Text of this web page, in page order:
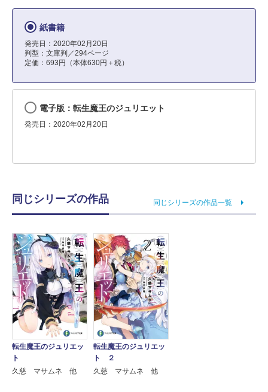
紙書籍
発売日：2020年02月20日
判型：文庫判／294ページ
定価：693円（本体630円＋税）
電子版：転生魔王のジュリエット
発売日：2020年02月20日
同じシリーズの作品 同じシリーズの作品一覧
転生魔王のジュリエッ
ト
久慈 マサムネ 他
転生魔王のジュリエッ
ト ２
久慈 マサムネ 他